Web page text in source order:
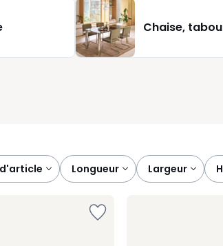
offrent autant d’options que de styles
harmonieux, selon la disposition de votre
vos envies. Vous recevez des amis ?
À la fois fonctionnelles et
Chaise,
d'article longueur largeur